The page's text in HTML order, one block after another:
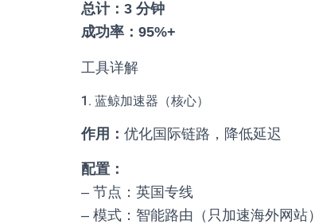
总计：3 分钟
成功率：95%+
工具详解
1. 蓝鲸加速器（核心）
作用： 优化国际链路，降低延迟
配置：
– 节点：英国专线
– 模式：智能路由（只加速海外网站）